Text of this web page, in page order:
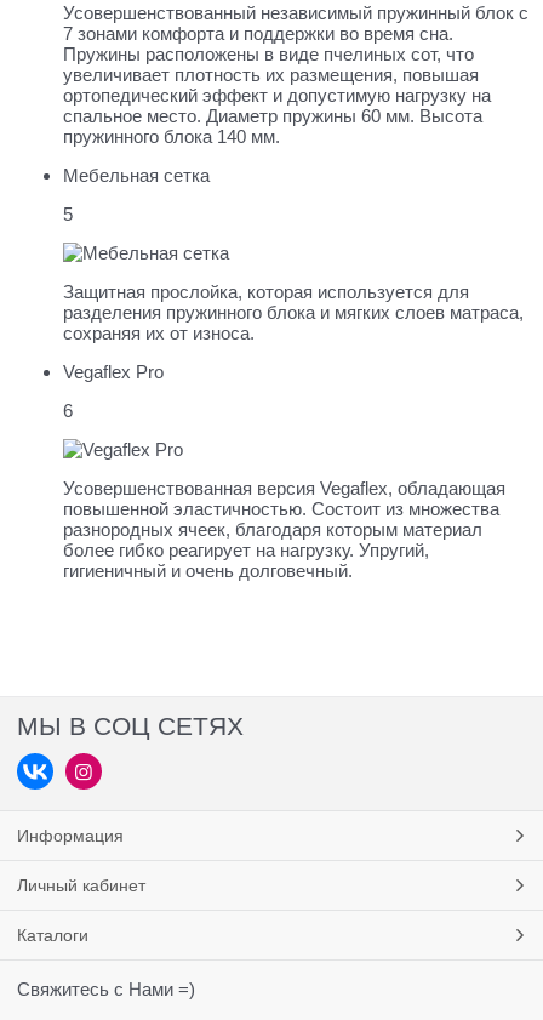
Усовершенствованный независимый пружинный блок с
7 зонами комфорта и поддержки во время сна.
Пружины расположены в виде пчелиных сот, что
увеличивает плотность их размещения, повышая
ортопедический эффект и допустимую нагрузку на
спальное место. Диаметр пружины 60 мм. Высота
пружинного блока 140 мм.
Мебельная сетка
5
Защитная прослойка, которая используется для
разделения пружинного блока и мягких слоев матраса,
сохраняя их от износа.
Vegaflex Pro
6
Усовершенствованная версия Vegaflex, обладающая
повышенной эластичностью. Состоит из множества
разнородных ячеек, благодаря которым материал
более гибко реагирует на нагрузку. Упругий,
гигиеничный и очень долговечный.
МЫ В СОЦ СЕТЯХ
Информация
Личный кабинет
Каталоги
Свяжитесь с Нами =)